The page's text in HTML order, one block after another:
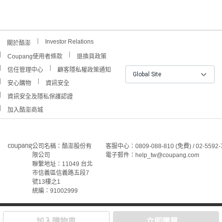
關於酷澎 Investor Relations
Coupang使用者條款
退換貨政策
信任管理中心
顧客隱私權政策通知
安心購物
資訊安全
資訊安全及隱私保護認證
加入酷澎商城
Global Site
公司名稱：酷澎股份有
限公司
聯繫地址：11049 台北
市信義區信義路五段7
號13樓之1
統編：91002999
客服中心：0809-088-810 (免費) / 02-
電子郵件：help_tw@coupang.com
©Coupang Taiwan Co., Ltd. 保留所有權利。
本網站上顯示的所有商標、標誌和服務標誌均為酷澎股份有